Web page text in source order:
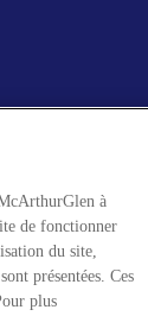
à
de fonctionner
du site,
présentées. Ces
plus